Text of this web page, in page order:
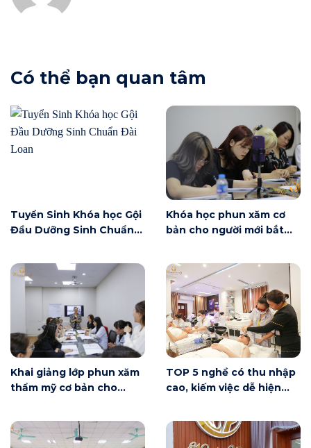
Có thể bạn quan tâm
Tuyển Sinh Khóa học Gội
Đầu Dưỡng Sinh Chuẩn
Khóa học phun xăm cơ
bản cho người mới bắt
có gì?
Khai giảng lớp phun xăm
thẩm mỹ cơ bản cho
Nội
TOP 5 nghề có thu nhập
cao, kiếm việc dễ hiện